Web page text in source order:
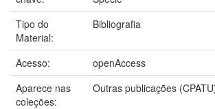
Tipo do
Material:
Bibliografia
Acesso:
openAccess
Aparece nas
coleções:
Outras publicações